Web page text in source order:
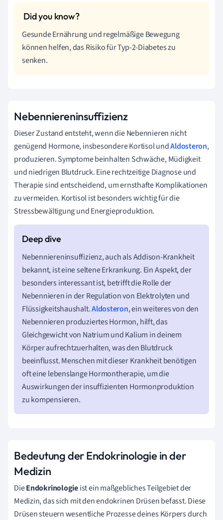
Gesunde Ernährung und regelmäßige Bewegung
können helfen, das Risiko für Typ-2-Diabetes zu
senken.
Nebenniereninsuffizienz
Dieser Zustand entsteht, wenn die Nebennieren nicht
genügend Hormone, insbesondere Kortisol undAldosteron,
produzieren. Symptome beinhalten Schwäche, Müdigkeit
und niedrigen Blutdruck. Eine rechtzeitige Diagnose und
Therapie sind entscheidend, um ernsthafte Komplikationen
zu vermeiden. Kortisol ist besonders wichtig für die
Stressbewältigung und Energieproduktion.
Nebenniereninsuffizienz, auch als Addison-Krankheit
bekannt, ist eine seltene Erkrankung. Ein Aspekt, der
besonders interessant ist, betrifft die Rolle der
Nebennieren in der Regulation von Elektrolyten und
Flüssigkeitshaushalt.Aldosteron, ein weiteres von den
Nebennieren produziertes Hormon, hilft, das
Gleichgewicht von Natrium und Kalium in deinem
Körper aufrechtzuerhalten, was den Blutdruck
beeinflusst. Menschen mit dieser Krankheit benötigen
oft eine lebenslange Hormontherapie, um die
Auswirkungen der insuffizienten Hormonproduktion
zu kompensieren.
Bedeutung der Endokrinologie in der
Medizin
DieEndokrinologieist ein maßgebliches Teilgebiet der
Medizin, das sich mit den endokrinen Drüsen befasst. Diese
Drüsen steuern wesentliche Prozesse deines Körpers durch